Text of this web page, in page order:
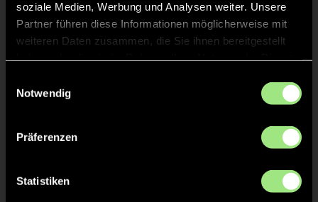
soziale Medien, Werbung und Analysen weiter. Unsere
Partner führen diese Informationen möglicherweise mit
weiteren Daten zusammen, die Sie ihnen bereitgestellt
Notwendig
Präferenzen
Statistiken